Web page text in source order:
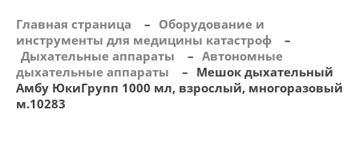
info@sunmed.ru
Пн – Пт: с 10:00 - 18:00
+7 (495) 730-90-25
Главная страница – Оборудование и
инструменты для медицины катастроф
–
Дыхательные аппараты
– Автономные
дыхательные аппараты
– Мешок дыхательный
Амбу ЮкиГрупп 1000 мл, взрослый, многоразовый
м.10283